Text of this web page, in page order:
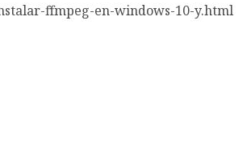
ffmpeg-en-windows-10-y.html